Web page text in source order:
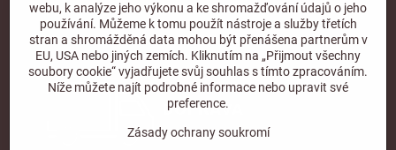
DOPRAVA ZDARMA
při objednávce nad2000 Kč vč. DPH.
*Nevztahuje se na paletovou přepravu.
webu, k analýze jeho výkonu a ke shromažďování údajů o jeho
používání. Můžeme k tomu použít nástroje a služby třetích
stran a shromážděná data mohou být přenášena partnerům v
EU, USA nebo jiných zemích. Kliknutím na „Přijmout všechny
soubory cookie“ vyjadřujete svůj souhlas s tímto zpracováním.
Níže můžete najít podrobné informace nebo upravit své
preference.
Zásady ochrany soukromí